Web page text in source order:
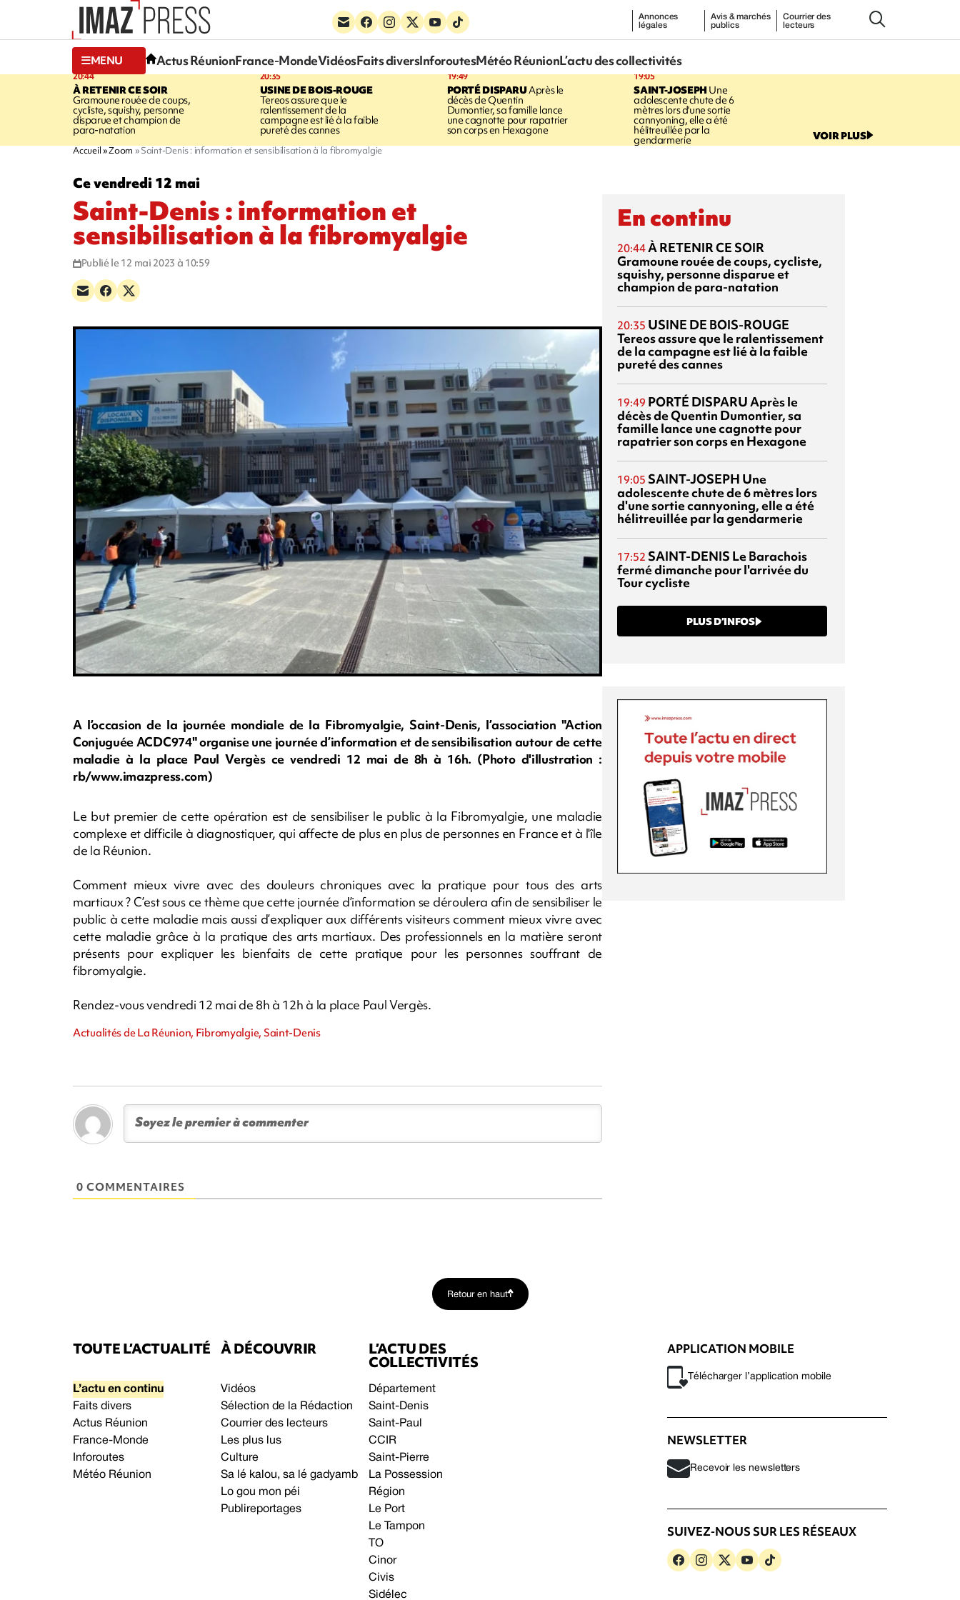
Annonces
légales
Avis & marchés
publics
Courrier des
lecteurs
MENU Actus RéunionFrance-MondeVidéosFaits diversInforoutesMétéo RéunionL’actu des collectivités
20:44
À RETENIR CE SOIR
Gramoune rouée de coups,
cycliste, squishy, personne
disparue et champion de
para-natation
20:35
USINE DE BOIS-ROUGE
Tereos assure que le
ralentissement de la
campagne est lié à la faible
pureté des cannes
19:49
PORTÉ DISPARUAprès le
décès de Quentin
Dumontier, sa famille lance
une cagnotte pour rapatrier
son corps en Hexagone
19:05
SAINT-JOSEPHUne
adolescente chute de 6
mètres lors d'une sortie
cannyoning, elle a été
hélitreuillée par la
gendarmerie VOIR PLUS
Accueil Zoom Saint-Denis : information et sensibilisation à la fibromyalgie
Ce vendredi 12 mai
Saint-Denis : information et
sensibilisation à la fibromyalgie
Publié le 12 mai 2023 à 10:59
A l’occasion de la journée mondiale de la Fibromyalgie, Saint-Denis, l’association "Action
Conjuguée ACDC974" organise une journée d’information et de sensibilisation autour de cette
maladie à la place Paul Vergès ce vendredi 12 mai de 8h à 16h. (Photo d'illustration :
rb/www.imazpress.com)
Le but premier de cette opération est de sensibiliser le public à la Fibromyalgie, une maladie
complexe et difficile à diagnostiquer, qui affecte de plus en plus de personnes en France et à l'île
de la Réunion.
Comment mieux vivre avec des douleurs chroniques avec la pratique pour tous des arts
martiaux ? C’est sous ce thème que cette journée d’information se déroulera afin de sensibiliser le
public à cette maladie mais aussi d’expliquer aux différents visiteurs comment mieux vivre avec
cette maladie grâce à la pratique des arts martiaux. Des professionnels en la matière seront
présents pour expliquer les bienfaits de cette pratique pour les personnes souffrant de
fibromyalgie.
Rendez-vous vendredi 12 mai de 8h à 12h à la place Paul Vergès.
Actualités de La Réunion, Fibromyalgie, Saint-Denis
0 COMMENTAIRES
En continu
20:44À RETENIR CE SOIR
Gramoune rouée de coups, cycliste,
squishy, personne disparue et
champion de para-natation
20:35 USINE DE BOIS-ROUGE
Tereos assure que le ralentissement
de la campagne est lié à la faible
pureté des cannes
19:49 PORTÉ DISPARUAprès le
décès de Quentin Dumontier, sa
famille lance une cagnotte pour
rapatrier son corps en Hexagone
19:05 SAINT-JOSEPH Une
adolescente chute de 6 mètres lors
d'une sortie cannyoning, elle a été
hélitreuillée par la gendarmerie
17:52 SAINT-DENIS Le Barachois
fermé dimanche pour l'arrivée du
Tour cycliste
PLUS D’INFOS
Retour en haut
TOUTE L’ACTUALITÉ
L’actu en continu
Faits divers
Actus Réunion
France-Monde
Inforoutes
Météo Réunion
À DÉCOUVRIR
Vidéos
Sélection de la Rédaction
Courrier des lecteurs
Les plus lus
Culture
Sa lé kalou, sa lé gadyamb
Lo gou mon péi
Publireportages
L’ACTU DES
COLLECTIVITÉS
Département
Saint-Denis
Saint-Paul
CCIR
Saint-Pierre
La Possession
Région
Le Port
Le Tampon
TO
Cinor
Civis
Sidélec
APPLICATION MOBILE
Télécharger l’application mobile
NEWSLETTER
Recevoir les newsletters
SUIVEZ-NOUS SUR LES RÉSEAUX